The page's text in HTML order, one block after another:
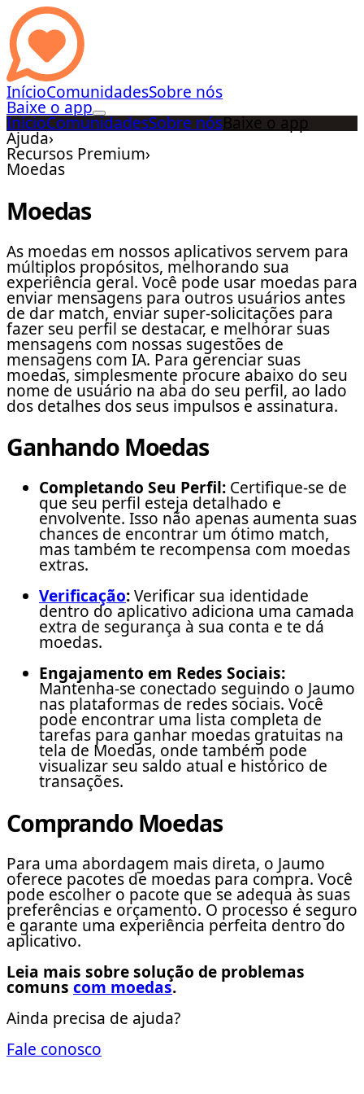
InícioComunidadesSobre nós
Baixe o app
InícioComunidadesSobre nósBaixe o app
Ajuda›
Recursos Premium›
Moedas
Moedas
As moedas em nossos aplicativos servem para
múltiplos propósitos, melhorando sua
experiência geral. Você pode usar moedas para
enviar mensagens para outros usuários antes
de dar match, enviar super-solicitações para
fazer seu perfil se destacar, e melhorar suas
mensagens com nossas sugestões de
mensagens com IA. Para gerenciar suas
moedas, simplesmente procure abaixo do seu
nome de usuário na aba do seu perfil, ao lado
dos detalhes dos seus impulsos e assinatura.
Ganhando Moedas
Completando Seu Perfil: Certifique-se de
que seu perfil esteja detalhado e
envolvente. Isso não apenas aumenta suas
chances de encontrar um ótimo match,
mas também te recompensa com moedas
extras.
Verificação:Verificar sua identidade
dentro do aplicativo adiciona uma camada
extra de segurança à sua conta e te dá
moedas.
Engajamento em Redes Sociais:
Mantenha-se conectado seguindo o Jaumo
nas plataformas de redes sociais. Você
pode encontrar uma lista completa de
tarefas para ganhar moedas gratuitas na
tela de Moedas, onde também pode
visualizar seu saldo atual e histórico de
transações.
Comprando Moedas
Para uma abordagem mais direta, o Jaumo
oferece pacotes de moedas para compra. Você
pode escolher o pacote que se adequa às suas
preferências e orçamento. O processo é seguro
e garante uma experiência perfeita dentro do
aplicativo.
Leia mais sobre solução de problemas
comuns com moedas.
Ainda precisa de ajuda?
Fale conosco